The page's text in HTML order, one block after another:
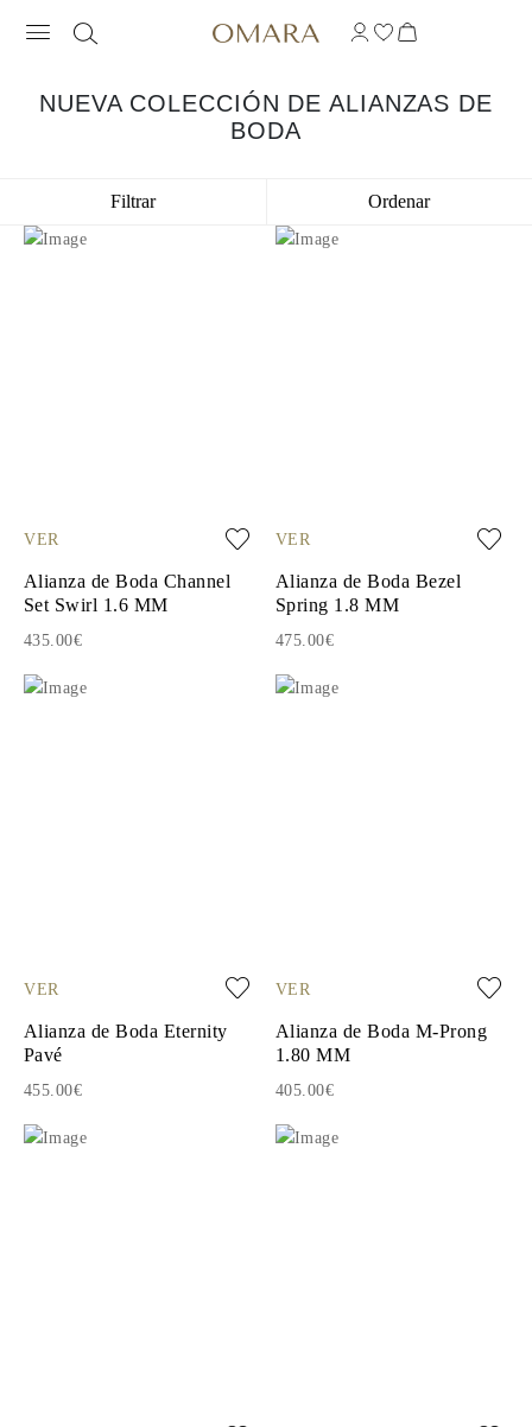
NUEVA COLECCIÓN DE ALIANZAS DE
BODA
Filtrar Ordenar
VER
Alianza de Boda Channel
Set Swirl 1.6 MM
435.00€
VER
Alianza de Boda Bezel
Spring 1.8 MM
475.00€
VER
Alianza de Boda Eternity
Pavé
455.00€
VER
Alianza de Boda M-Prong
1.80 MM
405.00€